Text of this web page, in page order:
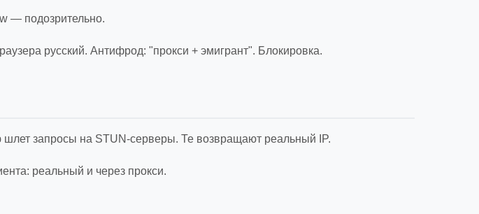
— подозрительно.
русский. Антифрод: "прокси + эмигрант". Блокировка.
запросы на STUN-серверы. Те возвращают реальный IP.
реальный и через прокси.